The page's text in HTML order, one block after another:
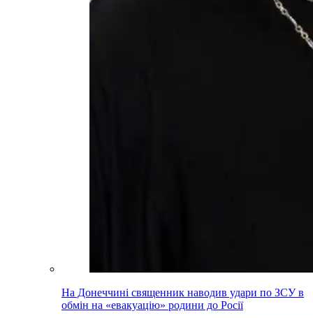
На Донеччині священник наводив удари по ЗСУ в
обмін на «евакуацію» родини до Росії